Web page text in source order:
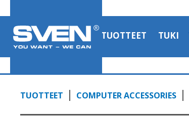
TUOTTEET TUKI
TUOTTEET COMPUTER ACCESSORIES